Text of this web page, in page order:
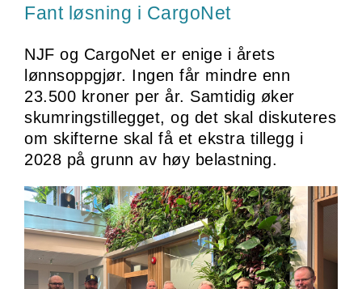
Fant løsning i CargoNet
NJF og CargoNet er enige i årets
lønnsoppgjør. Ingen får mindre enn
23.500 kroner per år. Samtidig øker
skumringstillegget, og det skal diskuteres
om skifterne skal få et ekstra tillegg i
2028 på grunn av høy belastning.